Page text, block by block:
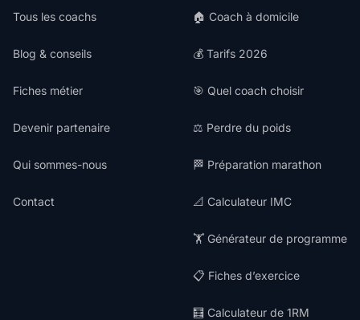
Tous les coachs
Blog & conseils
Fiches métier
Devenir partenaire
Qui sommes-nous
Contact
🏠 Coach à domicile
💰 Tarifs 2026
🎯 Quel coach choisir
⚖️ Perdre du poids
🏁 Préparation marathon
📐 Calculateur IMC
🏋️ Générateur de programme
📋 Fiches d’exercice
🧮 Calculateur de 1RM